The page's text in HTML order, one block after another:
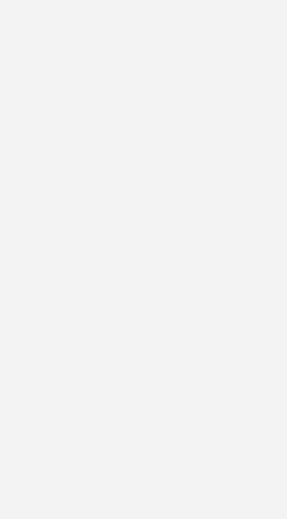
Berlin baut Autobahnen
eine Gefahr: Frühere Forschung
nicht nur an ihren eigenen
auch an dem, was sie für die
Wenn diese Wahrnehmung
Entscheidungen beeinflussen.
entstehen, ambitionierte
als sie tatsächlich ist“, sagt
größte Hürde für manche
daher die falsche Annahme sein, dass
auf dem Laufenden bleiben? Dann
Newsletter von ERNEUERBARE
Magazin für
bei der